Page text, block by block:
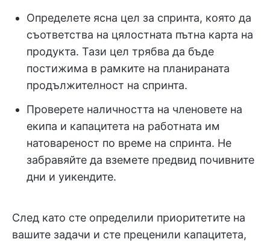
Определете ясна цел за спринта, която да
съответства на цялостната пътна карта на
продукта. Тази цел трябва да бъде
постижима в рамките на планираната
продължителност на спринта.
Проверете наличността на членовете на
екипа и капацитета на работната им
натовареност по време на спринта. Не
забравяйте да вземете предвид почивните
дни и уикендите.
След като сте определили приоритетите на
вашите задачи и сте преценили капацитета,